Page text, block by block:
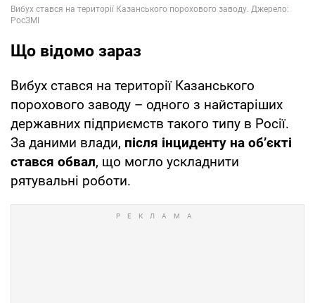
Що відомо зараз
Вибух стався на території Казанського
порохового заводу – одного з найстаріших
державних підприємств такого типу в Росії.
За даними влади, після інциденту на об’єкті
стався обвал, що могло ускладнити
рятувальні роботи.